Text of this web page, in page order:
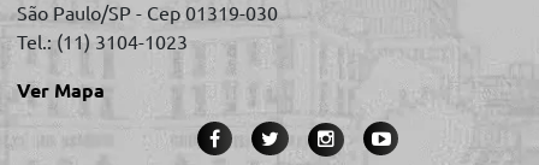
São Paulo/SP - Cep 01319-030
Tel.: (11) 3104-1023
Ver Mapa